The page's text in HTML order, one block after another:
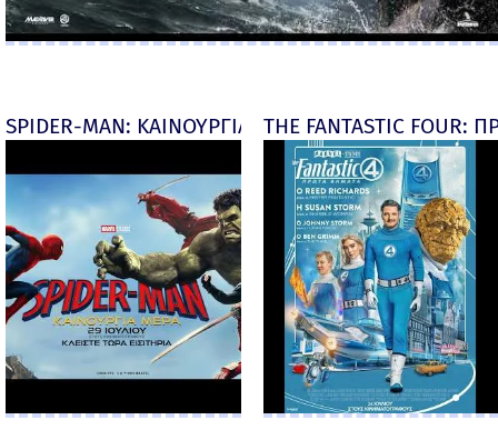
SPIDER-MAN: ΚΑΙΝΟΥΡΓΙΑ ΜΕΡΑ (Spider-Man:
THE FANTASTIC